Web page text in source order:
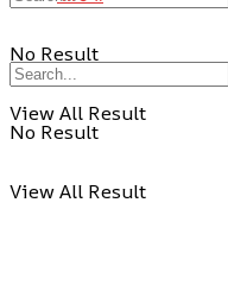
No Result
View All Result
No Result
View All Result